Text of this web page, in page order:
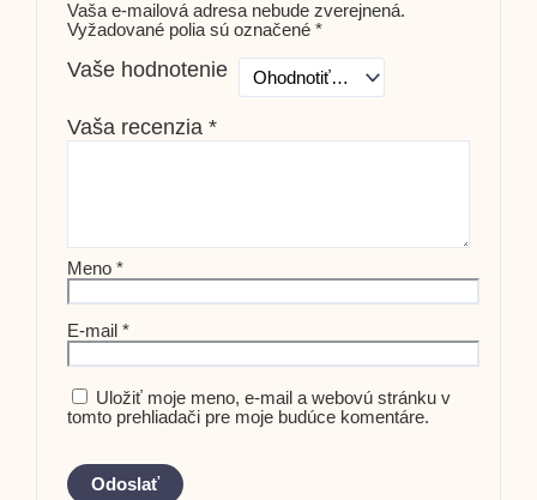
Vaša e-mailová adresa nebude zverejnená.
Vyžadované polia sú označené *
Vaše hodnotenie
Vaša recenzia *
Meno *
E-mail *
Uložiť moje meno, e-mail a webovú stránku v
tomto prehliadači pre moje budúce komentáre.